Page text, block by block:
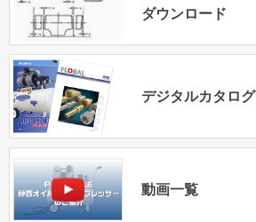
ダウンロード
デジタルカタログ
動画一覧